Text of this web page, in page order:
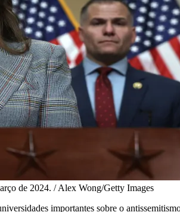
de 2024. / Alex Wong/Getty Images
importantes sobre o